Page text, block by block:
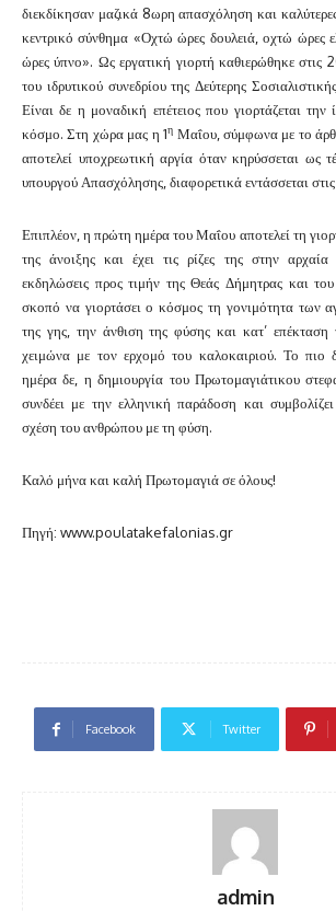
διεκδίκησαν μαζικά 8ωρη απασχόληση και
κεντρικό σύνθημα «Οχτώ ώρες δουλειά, οχτώ ώρες
ώρες ύπνο». Ως εργατική γιορτή καθιερώθηκε στις
του ιδρυτικού συνεδρίου της Δεύτερης
Είναι δε η μοναδική επέτειος που γιορτάζεται
κόσμο. Στη χώρα μας η 1η Μαΐου, σύμφωνα με το
αποτελεί υποχρεωτική αργία όταν κηρύσσεται ως
υπουργού Απασχόλησης, διαφορετικά εντάσσεται στις
Επιπλέον, η πρώτη ημέρα του Μαΐου αποτελεί τη
της άνοιξης και έχει τις ρίζες της στην
εκδηλώσεις προς τιμήν της Θεάς Δήμητρας και
σκοπό να γιορτάσει ο κόσμος τη γονιμότητα των
της γης, την άνθιση της φύσης και κατ’ επέκταση
χειμώνα με τον ερχομό του καλοκαιριού. Το πιο
ημέρα δε, η δημιουργία του Πρωτομαγιάτικου
συνδέει με την ελληνική παράδοση και
σχέση του ανθρώπου με τη φύση.
Καλό μήνα και καλή Πρωτομαγιά σε όλους!
Πηγή: www.poulatakefalonias.gr
Facebook Twitter
admin